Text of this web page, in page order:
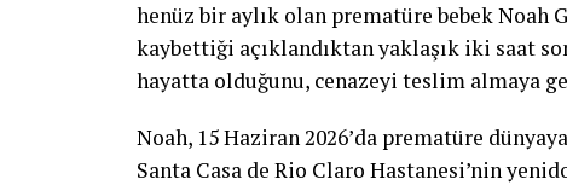
henüz bir aylık olan prematüre bebek Noah
kaybettiği açıklandıktan yaklaşık iki saat
hayatta olduğunu, cenazeyi teslim almaya
Noah, 15 Haziran 2026’da prematüre
Santa Casa de Rio Claro Hastanesi’nin